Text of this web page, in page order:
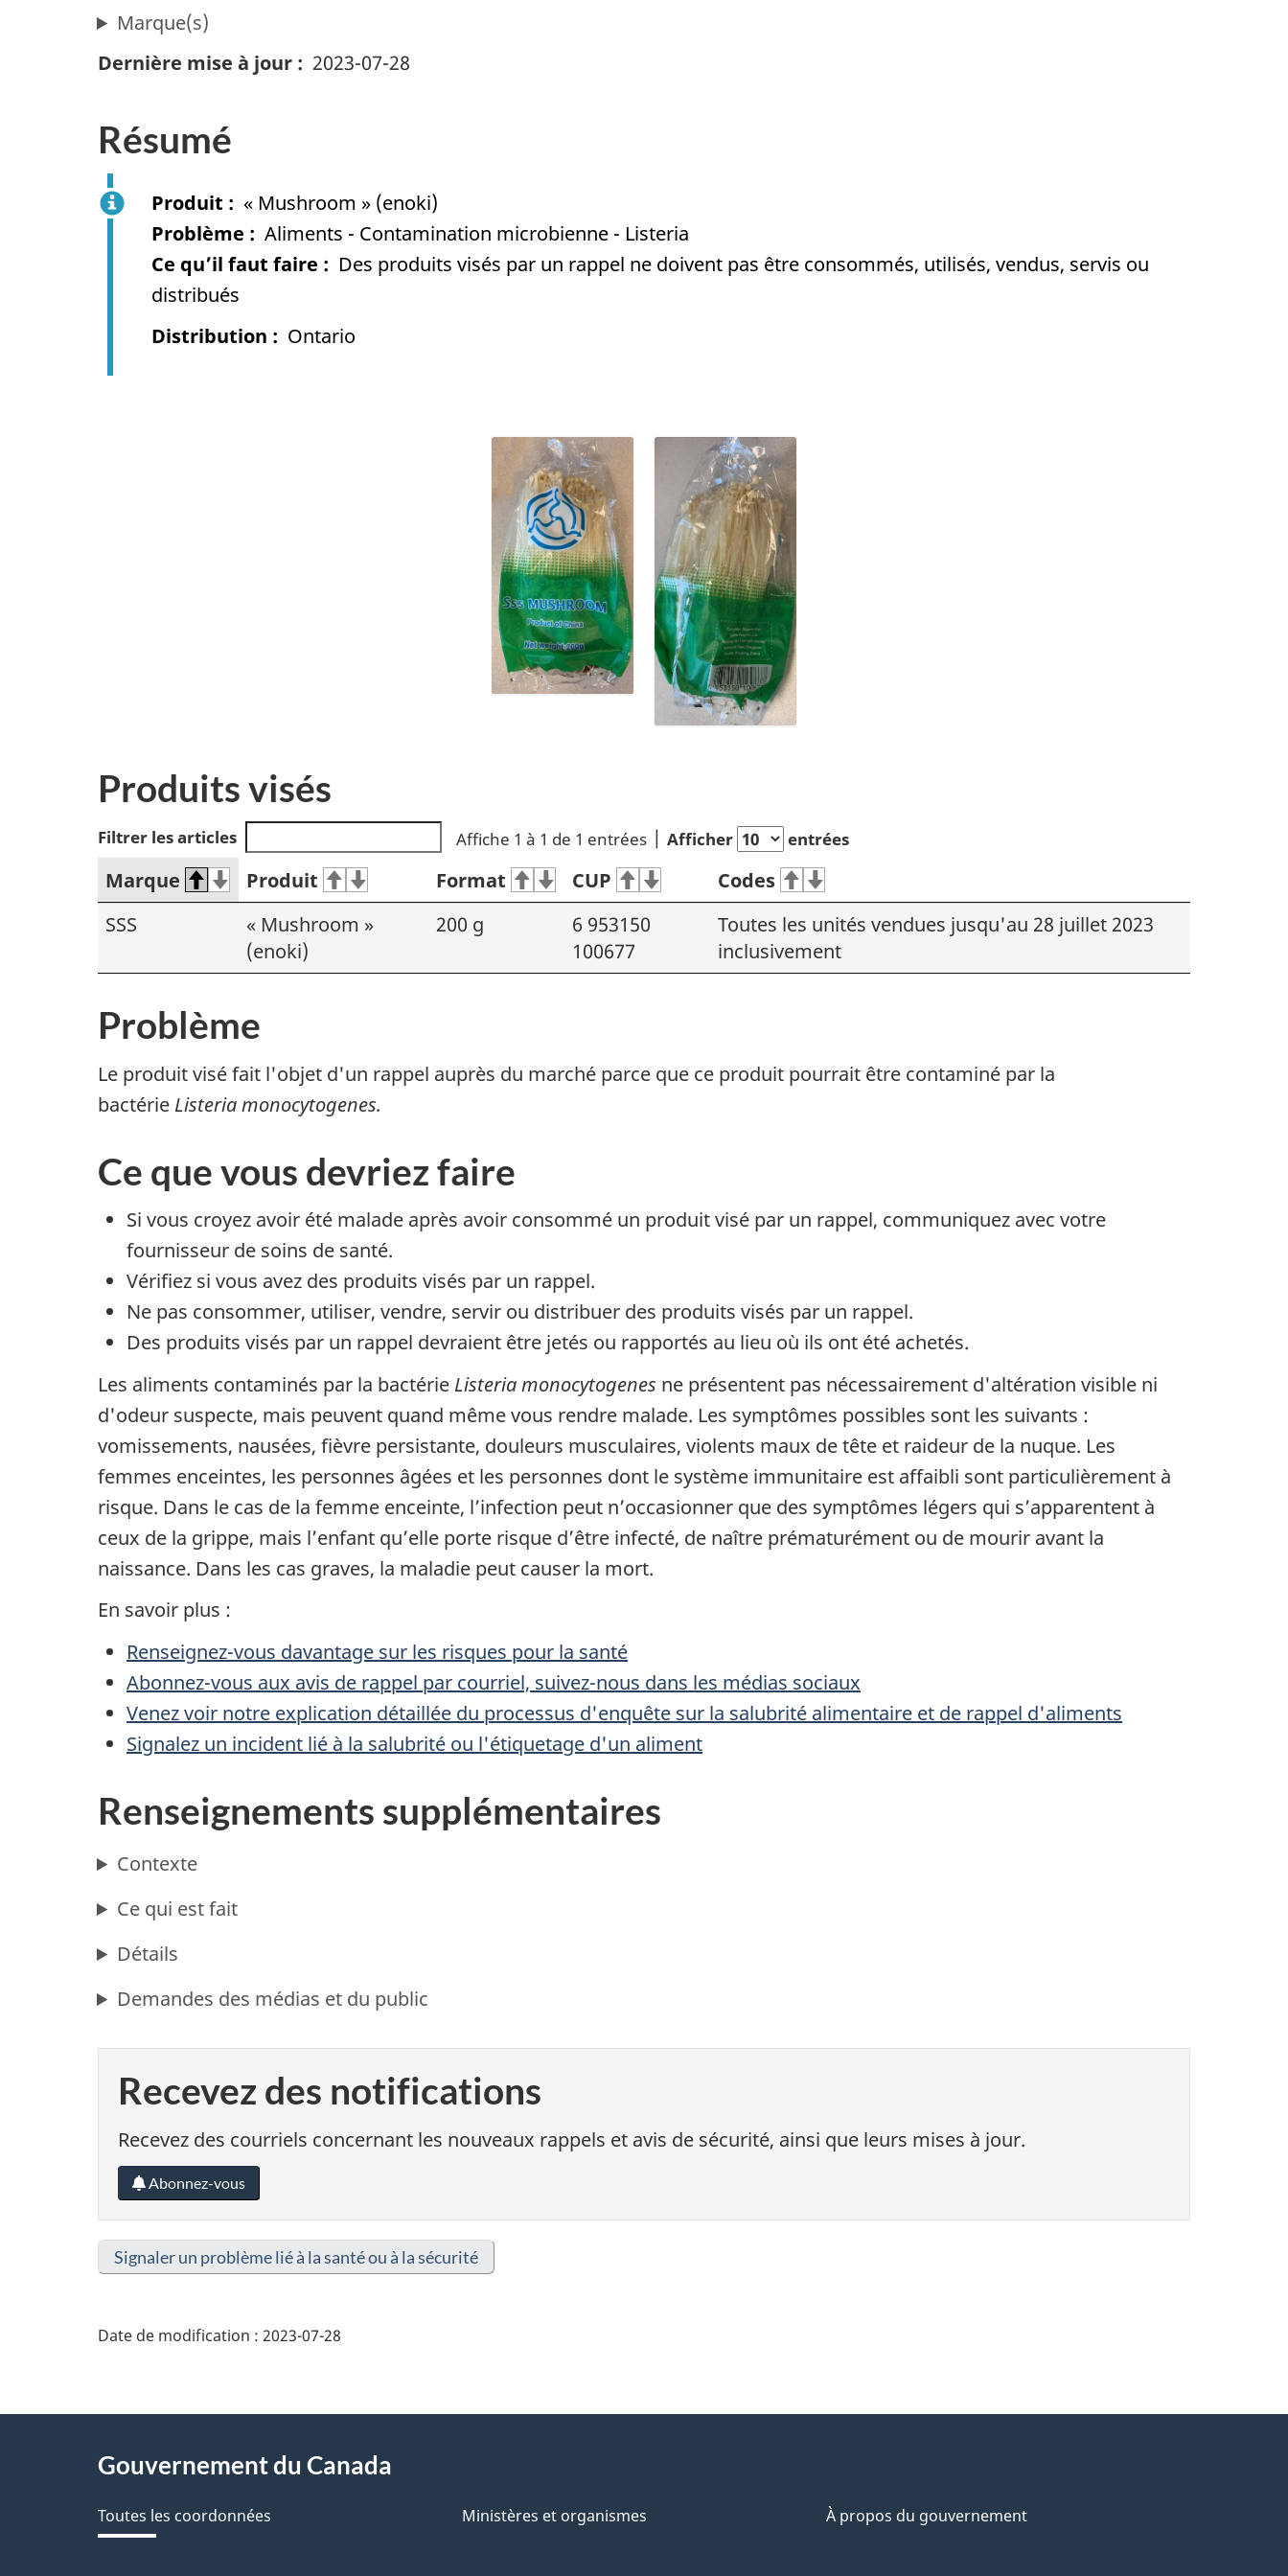
Marque(s)
Dernière mise à jour
2023-07-28
Résumé
Produit
« Mushroom » (enoki)
Problème
Aliments - Contamination microbienne - Listeria
Ce qu’il faut faire
Des produits visés par un rappel ne doivent pas être consommés, utilisés, vendus, servis ou
distribués
Distribution
Ontario
Produits visés
Filtrer les articles Affiche 1 à 1 de 1 entrées Afficher entrées
Marque Produit Format CUP
Codes
SSS
« Mushroom »
(enoki)
200 g
6 953150
100677
Toutes les unités vendues jusqu'au 28 juillet 2023
inclusivement
Problème
Le produit visé fait l'objet d'un rappel auprès du marché parce que ce produit pourrait être contaminé par la
bactérie Listeria monocytogenes.
Ce que vous devriez faire
Si vous croyez avoir été malade après avoir consommé un produit visé par un rappel, communiquez avec votre
fournisseur de soins de santé.
Vérifiez si vous avez des produits visés par un rappel.
Ne pas consommer, utiliser, vendre, servir ou distribuer des produits visés par un rappel.
Des produits visés par un rappel devraient être jetés ou rapportés au lieu où ils ont été achetés.
Les aliments contaminés par la bactérie Listeria monocytogenes ne présentent pas nécessairement d'altération visible ni
d'odeur suspecte, mais peuvent quand même vous rendre malade. Les symptômes possibles sont les suivants :
vomissements, nausées, fièvre persistante, douleurs musculaires, violents maux de tête et raideur de la nuque. Les
femmes enceintes, les personnes âgées et les personnes dont le système immunitaire est affaibli sont particulièrement à
risque. Dans le cas de la femme enceinte, l’infection peut n’occasionner que des symptômes légers qui s’apparentent à
ceux de la grippe, mais l’enfant qu’elle porte risque d’être infecté, de naître prématurément ou de mourir avant la
naissance. Dans les cas graves, la maladie peut causer la mort.
En savoir plus :
Renseignez-vous davantage sur les risques pour la santé
Abonnez-vous aux avis de rappel par courriel, suivez-nous dans les médias sociaux
Venez voir notre explication détaillée du processus d'enquête sur la salubrité alimentaire et de rappel d'aliments
Signalez un incident lié à la salubrité ou l'étiquetage d'un aliment
Renseignements supplémentaires
Contexte
Ce qui est fait
Détails
Demandes des médias et du public
Recevez des notifications
Recevez des courriels concernant les nouveaux rappels et avis de sécurité, ainsi que leurs mises à jour.
Abonnez-vous
Signaler un problème lié à la santé ou à la sécurité
Date de modification : 2023-07-28
AboutGouvernement du Canada
Toutes les coordonnées Ministères et organismes À propos du gouvernement